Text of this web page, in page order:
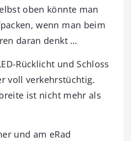
oben könnte man
wenn man beim
daran denkt …
Rücklicht und Schloss
voll verkehrstüchtig.
ist nicht mehr als
und am eRad